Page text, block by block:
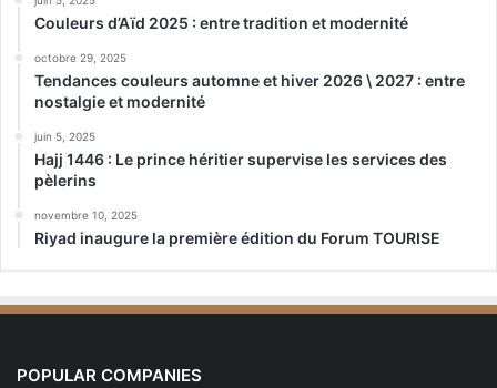
Couleurs d’Aïd 2025 : entre tradition et modernité
octobre 29, 2025
Tendances couleurs automne et hiver 2026 \ 2027 : entre
nostalgie et modernité
juin 5, 2025
Hajj 1446 : Le prince héritier supervise les services des
pèlerins
novembre 10, 2025
Riyad inaugure la première édition du Forum TOURISE
POPULAR COMPANIES